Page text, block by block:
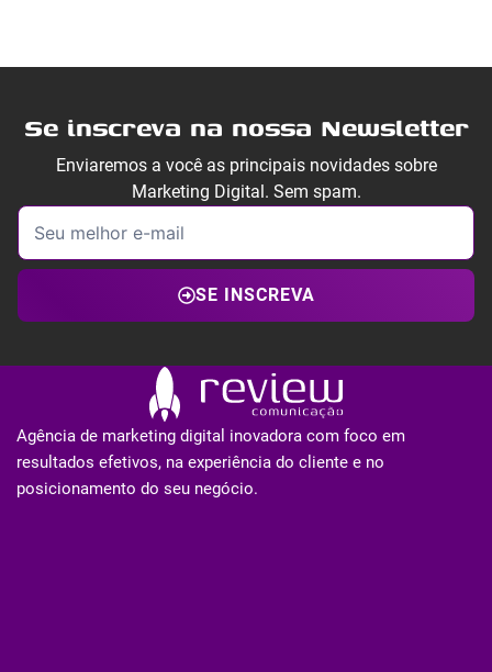
Se inscreva na nossa Newsletter
Enviaremos a você as principais novidades sobre
Marketing Digital. Sem spam.
SE INSCREVA
Agência de marketing digital inovadora com foco em
resultados efetivos, na experiência do cliente e no
posicionamento do seu negócio.